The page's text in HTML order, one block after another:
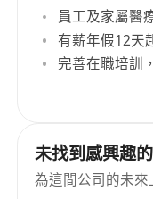
員工及家屬醫
有薪年假12天
完善在職培訓
未找到感興趣
為這間公司的未